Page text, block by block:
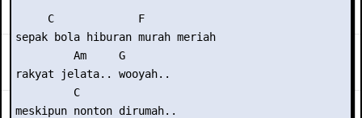
     C             F
sepak bola hiburan murah meriah
         Am     G
rakyat jelata.. wooyah..
         C
meskipun nonton dirumah..